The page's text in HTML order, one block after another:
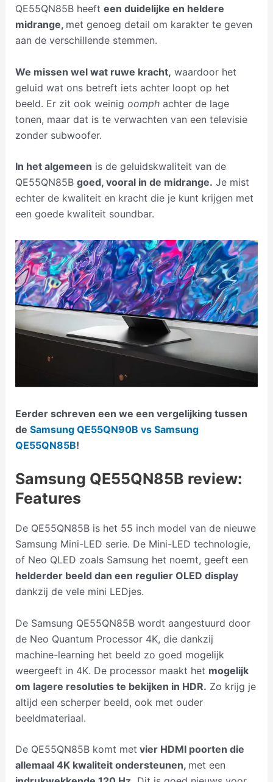
QE55QN85B heeft een duidelijke en heldere
midrange, met genoeg detail om karakter te geven
aan de verschillende stemmen.
We missen wel wat ruwe kracht, waardoor het
geluid wat ons betreft iets achter loopt op het
beeld. Er zit ook weinig oomphachter de lage
tonen, maar dat is te verwachten van een televisie
zonder subwoofer.
In het algemeen is de geluidskwaliteit van de
QE55QN85B goed, vooral in de midrange. Je mist
echter de kwaliteit en kracht die je kunt krijgen met
een goede kwaliteit soundbar.
Eerder schreven een we een vergelijking tussen
de Samsung QE55QN90B vs Samsung
QE55QN85B!
Samsung QE55QN85B review:
Features
De QE55QN85B is het 55 inch model van de nieuwe
Samsung Mini-LED serie. De Mini-LED technologie,
of Neo QLED zoals Samsung het noemt, geeft een
helderder beeld dan een regulier OLED display
dankzij de vele mini LEDjes.
De Samsung QE55QN85B wordt aangestuurd door
de Neo Quantum Processor 4K, die dankzij
machine-learning het beeld zo goed mogelijk
weergeeft in 4K. De processor maakt het mogelijk
om lagere resoluties te bekijken in HDR. Zo krijg je
altijd een scherper beeld, ook met ouder
beeldmateriaal.
De QE55QN85B komt met vier HDMI poorten die
allemaal 4K kwaliteit ondersteunen, met een